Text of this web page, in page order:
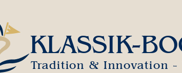
KLASSIK-
Tradition & Innovation -